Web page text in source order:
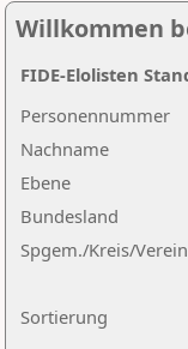
Willkommen
Nachname
Ebene
Sortierung
Personennummer
Bundesland
Spgem./Kreis/Verein
FIDE-Elolisten